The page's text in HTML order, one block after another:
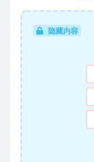
隐藏内容